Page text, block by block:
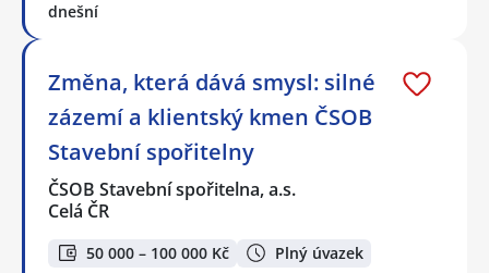
dnešní
Změna, která dává smysl: silné
zázemí a klientský kmen ČSOB
Stavební spořitelny
ČSOB Stavební spořitelna, a.s.
Celá ČR
50 000 – 100 000 Kč Plný úvazek